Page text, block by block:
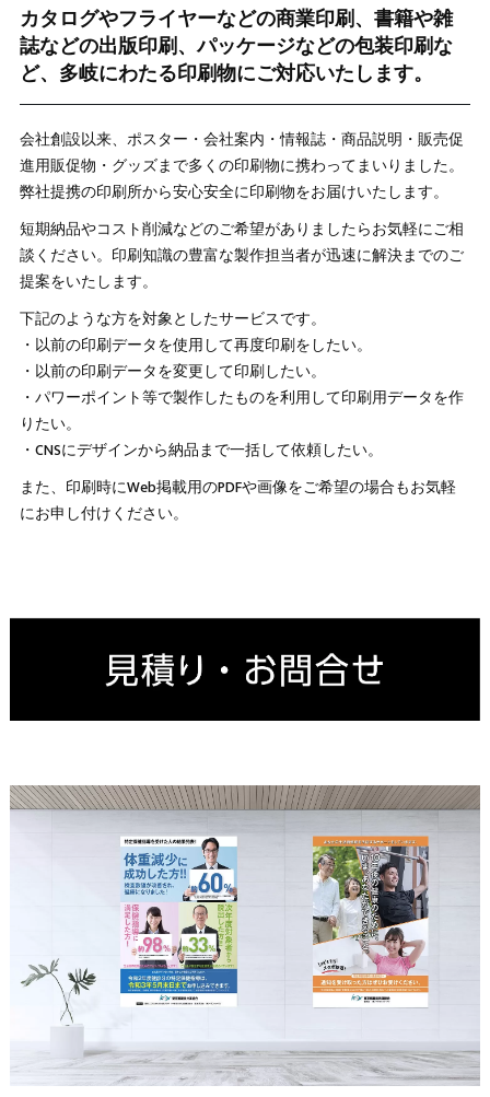
カタログやフライヤーなどの商業印刷、書籍や雑
誌などの出版印刷、パッケージなどの包装印刷な
ど、多岐にわたる印刷物にご対応いたします。
会社創設以来、ポスター・会社案内・情報誌・商品説明・販売促
進用販促物・グッズまで多くの印刷物に携わってまいりました。
弊社提携の印刷所から安心安全に印刷物をお届けいたします。
短期納品やコスト削減などのご希望がありましたらお気軽にご相
談ください。印刷知識の豊富な製作担当者が迅速に解決までのご
提案をいたします。
下記のような方を対象としたサービスです。
・以前の印刷データを使用して再度印刷をしたい。
・以前の印刷データを変更して印刷したい。
・パワーポイント等で製作したものを利用して印刷用データを作
りたい。
・CNSにデザインから納品まで一括して依頼したい。
また、印刷時にWeb掲載用のPDFや画像をご希望の場合もお気軽
にお申し付けください。